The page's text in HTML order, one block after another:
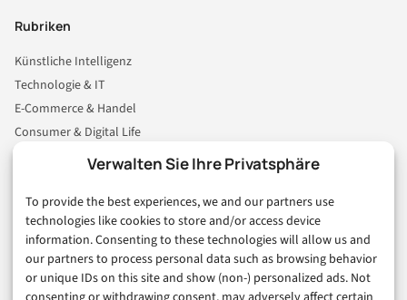
Verwalten Sie Ihre Privatsphäre
To provide the best experiences, we and our partners use
technologies like cookies to store and/or access device
information. Consenting to these technologies will allow us and
our partners to process personal data such as browsing behavior
or unique IDs on this site and show (non-) personalized ads. Not
Rubriken
Künstliche Intelligenz
Technologie & IT
E-Commerce & Handel
Consumer & Digital Life
Business & Karriere
Sicherheit & Recht
Digitalisierung
Marketing